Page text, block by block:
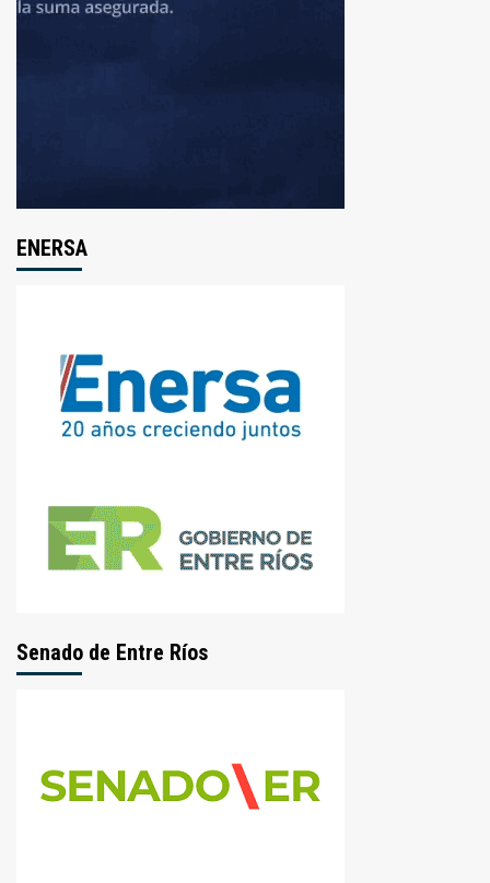
ENERSA
Senado de Entre Ríos